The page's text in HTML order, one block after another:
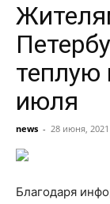
теплую
июля
news - 28 июня, 2021
Благодаря